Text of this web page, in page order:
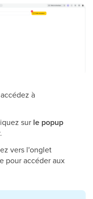
à
sur le popup
vers l'onglet
pour accéder aux